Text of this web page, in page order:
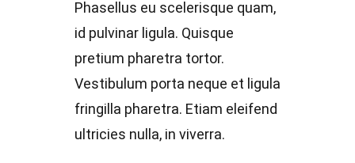
Phasellus eu scelerisque quam,
id pulvinar ligula. Quisque
pretium pharetra tortor.
Vestibulum porta neque et ligula
fringilla pharetra. Etiam eleifend
ultricies nulla, in viverra.